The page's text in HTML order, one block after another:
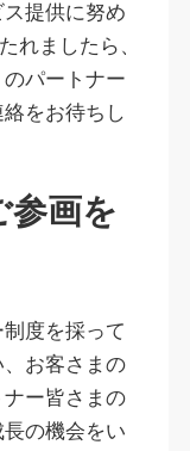
提供に努め
れましたら、
パートナー
をお待ちし
参画を
度を採って
お客さまの
ー皆さまの
の機会をい